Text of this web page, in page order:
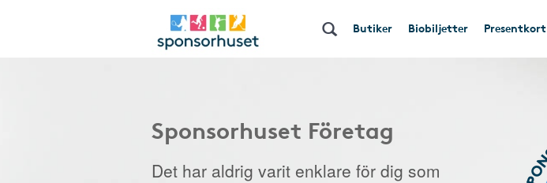
Butiker Biobiljetter Presentkort
Sponsorhuset Företag
Det har aldrig varit enklare för dig som